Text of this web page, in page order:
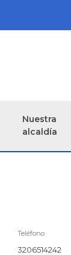
Nuestra
alcaldía
Teléfono
3206514242